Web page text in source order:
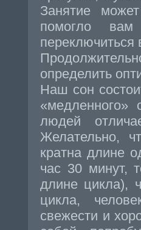
Занятие
помогло
определить
Наш сон
«медленного»
людей
Желательно,
кратна длине
час 30 минут,
длине цикла),
цикла,
свежести и